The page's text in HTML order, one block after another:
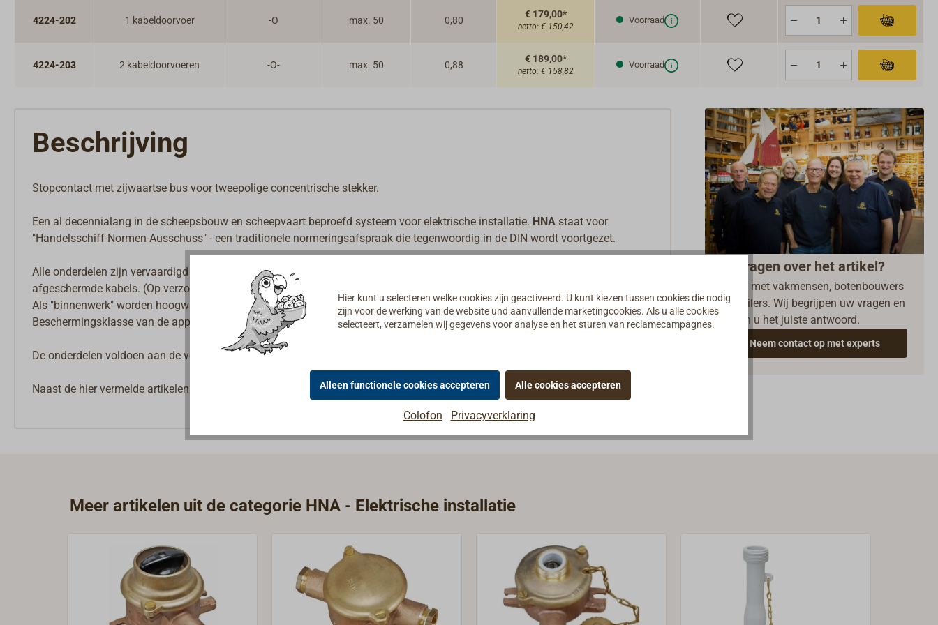
4224-202 1 kabeldoorvoer -O max. 50 0,80
€ 179,00*
netto: € 150,42
Voorraad
4224-203 2 kabeldoorvoeren -O- max. 50 0,88
€ 189,00*
netto: € 158,82
Voorraad
Beschrijving
Stopcontact met zijwaartse bus voor tweepolige concentrische stekker.
Een al decennialang in de scheepsbouw en scheepvaart beproefd systeem voor elektrische installatie. HNA staat voor
"Handelsschiff-Normen-Ausschuss" - een traditionele normeringsafspraak die tegenwoordig in de DIN wordt voortgezet.
Alle onderdelen zijn vervaardigd uit zwaar messing en uitgerust met waterdichte kabelinvoeren type W14 voor niet-
afgeschermde kabels. (Op verzoek kunnen ook invoeren van het type Z voor afgeschermde kabels geleverd worden).
Als "binnenwerk" worden hoogwaardige en duurzame keramische elektrische onderdelen gebruikt.
Beschermingsklasse van de apparaten: IP56.
De onderdelen voldoen aan de voorschriften van de classificatiebureaus; veel ervan zijn door Germanischer Lloyd typegekeurd.
Naast de hier vermelde artikelen zijn aanvullende componenten en alle reserveonderdelen leverbaar.
Vragen over het artikel?
Praat met vakmensen, botenbouwers
en zeilers. Wij begrijpen uw vragen en
geven u het juiste antwoord.
Neem contact op met experts
Meer artikelen uit de categorie HNA - Elektrische installatie
Hier kunt u selecteren welke cookies zijn geactiveerd. U kunt kiezen tussen cookies die nodig
zijn voor de werking van de website und aanvullende marketingcookies. Als u alle cookies
selecteert, verzamelen wij gegevens voor analyse en het sturen van reclamecampagnes.
Alleen functionele cookies accepteren Alle cookies accepteren
Colofon Privacyverklaring